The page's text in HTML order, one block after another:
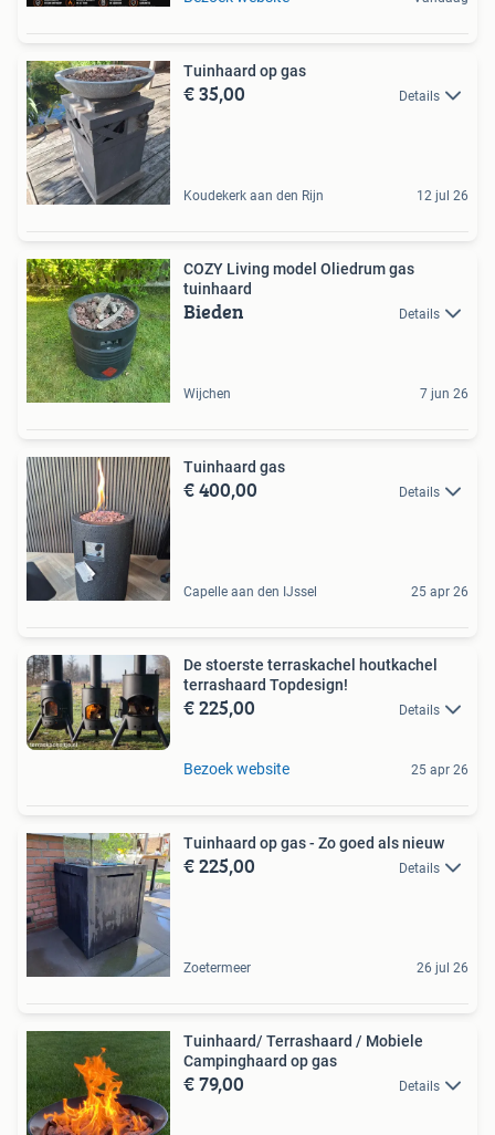
Tuinhaard op gas
€ 35,00 Details
Koudekerk aan den Rijn 12 jul 26
COZY Living model Oliedrum gas
tuinhaard
Bieden Details
Wijchen 7 jun 26
Tuinhaard gas
€ 400,00 Details
Capelle aan den IJssel 25 apr 26
De stoerste terraskachel houtkachel
terrashaard Topdesign!
€ 225,00 Details
Bezoek website 25 apr 26
Tuinhaard op gas - Zo goed als nieuw
€ 225,00 Details
Zoetermeer 26 jul 26
Tuinhaard/ Terrashaard / Mobiele
Campinghaard op gas
€ 79,00 Details